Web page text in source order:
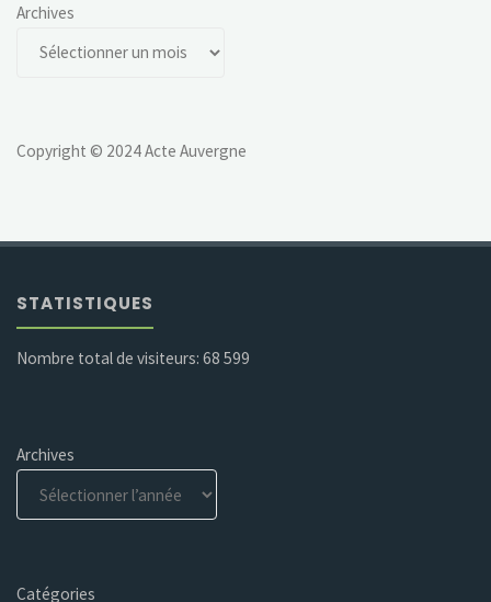
Archives
Copyright © 2024 Acte Auvergne
STATISTIQUES
Nombre total de visiteurs:68 599
Archives
Catégories